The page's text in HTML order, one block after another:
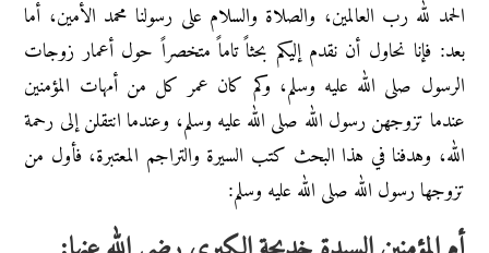
الحمد لله رب العالمين، والصلاة والسلام على رسولنا محمد الأمين، أما
بعد: فإنا نحاول أن نقدم إليكم بحثاً تاماً متخصراً حول أعمار زوجات
الرسول صلى الله عليه وسلم، وكم كان عمر كل من أمهات المؤمنين
عندما تزوجهن رسول الله صلى الله عليه وسلم، وعندما انتقلن إلى رحمة
الله، وهدفنا في هذا البحث كتب السيرة والتراجم المعتبرة، فأول من
تزوجها رسول الله صلى الله عليه وسلم:
أم المؤمنين السيدة خديجة الكبرى رضي الله عنها: